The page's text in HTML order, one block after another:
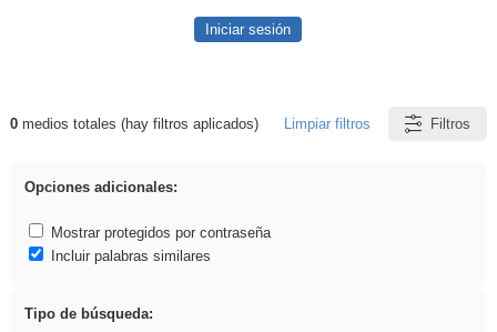
Iniciar sesión
Resultados de: islamismo
0medios totales (hay filtros aplicados) Limpiar filtros Filtros
Opciones adicionales:
Mostrar protegidos por contraseña
Incluir palabras similares
Tipo de búsqueda: